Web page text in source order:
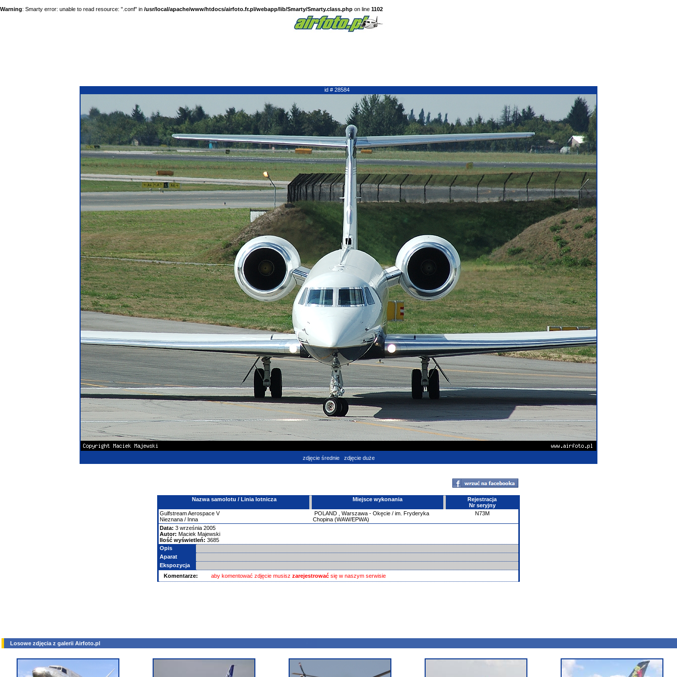
Warning: Smarty error: unable to read resource: ".conf" in /usr/local/apache/www/htdocs/airfoto.fr.pl/webapp/lib/Smarty/Smarty.class.php on line 1102
id # 28584
zdjęcie średnie zdjęcie duże
Nazwa samolotu / Linia lotnicza Miejsce wykonania
Rejestracja
Nr seryjny
Gulfstream Aerospace V
Nieznana / Inna
POLAND
Warszawa - Okęcie / im. Fryderyka
Chopina (WAW/EPWA)
N73M
Data: 3 września 2005
Autor: Maciek Majewski
Ilość wyświetleń: 3685
Opis
Aparat
Ekspozycja
Komentarze:
aby komentować zdjęcie musisz zarejestrować się w naszym serwisie
Losowe zdjęcia z galerii Airfoto.pl